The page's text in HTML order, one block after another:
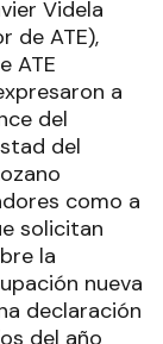
Videla
de ATE),
ATE
a
del
del
como a
solicitan
la
nueva
declaración
del año